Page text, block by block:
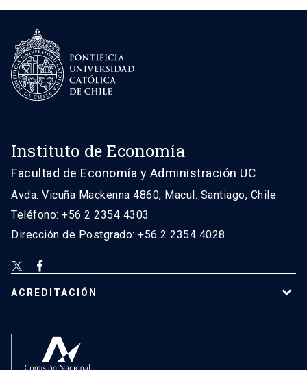
Instituto de Economía
Facultad de Economía y Administración UC
Avda. Vicuña Mackenna 4860, Macul. Santiago, Chile
Teléfono: +56 2 2354 4303
Dirección de Postgrado: +56 2 2354 4028
ACREDITACIÓN